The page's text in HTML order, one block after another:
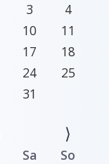
3
4
10
11
17
18
24
25
31
⟩
Sa
So